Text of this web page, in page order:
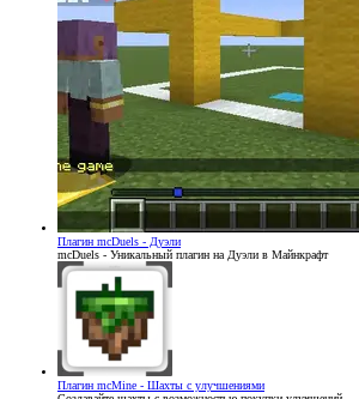
Плагин mcDuels - Дуэли
mcDuels - Уникальный плагин на Дуэли в Майнкрафт
Плагин mcMine - Шахты с улучшениями